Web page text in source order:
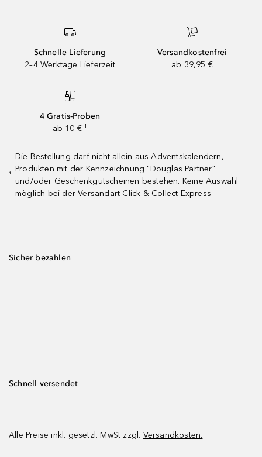
Schnelle Lieferung
2–4 Werktage Lieferzeit
Versandkostenfrei
ab 39,95 €
4 Gratis-Proben
ab 10 € ¹
¹
Die Bestellung darf nicht allein aus Adventskalendern,
Produkten mit der Kennzeichnung "Douglas Partner"
und/oder Geschenkgutscheinen bestehen. Keine Auswahl
möglich bei der Versandart Click & Collect Express
Sicher bezahlen
Schnell versendet
Alle Preise inkl. gesetzl. MwSt zzgl. Versandkosten.